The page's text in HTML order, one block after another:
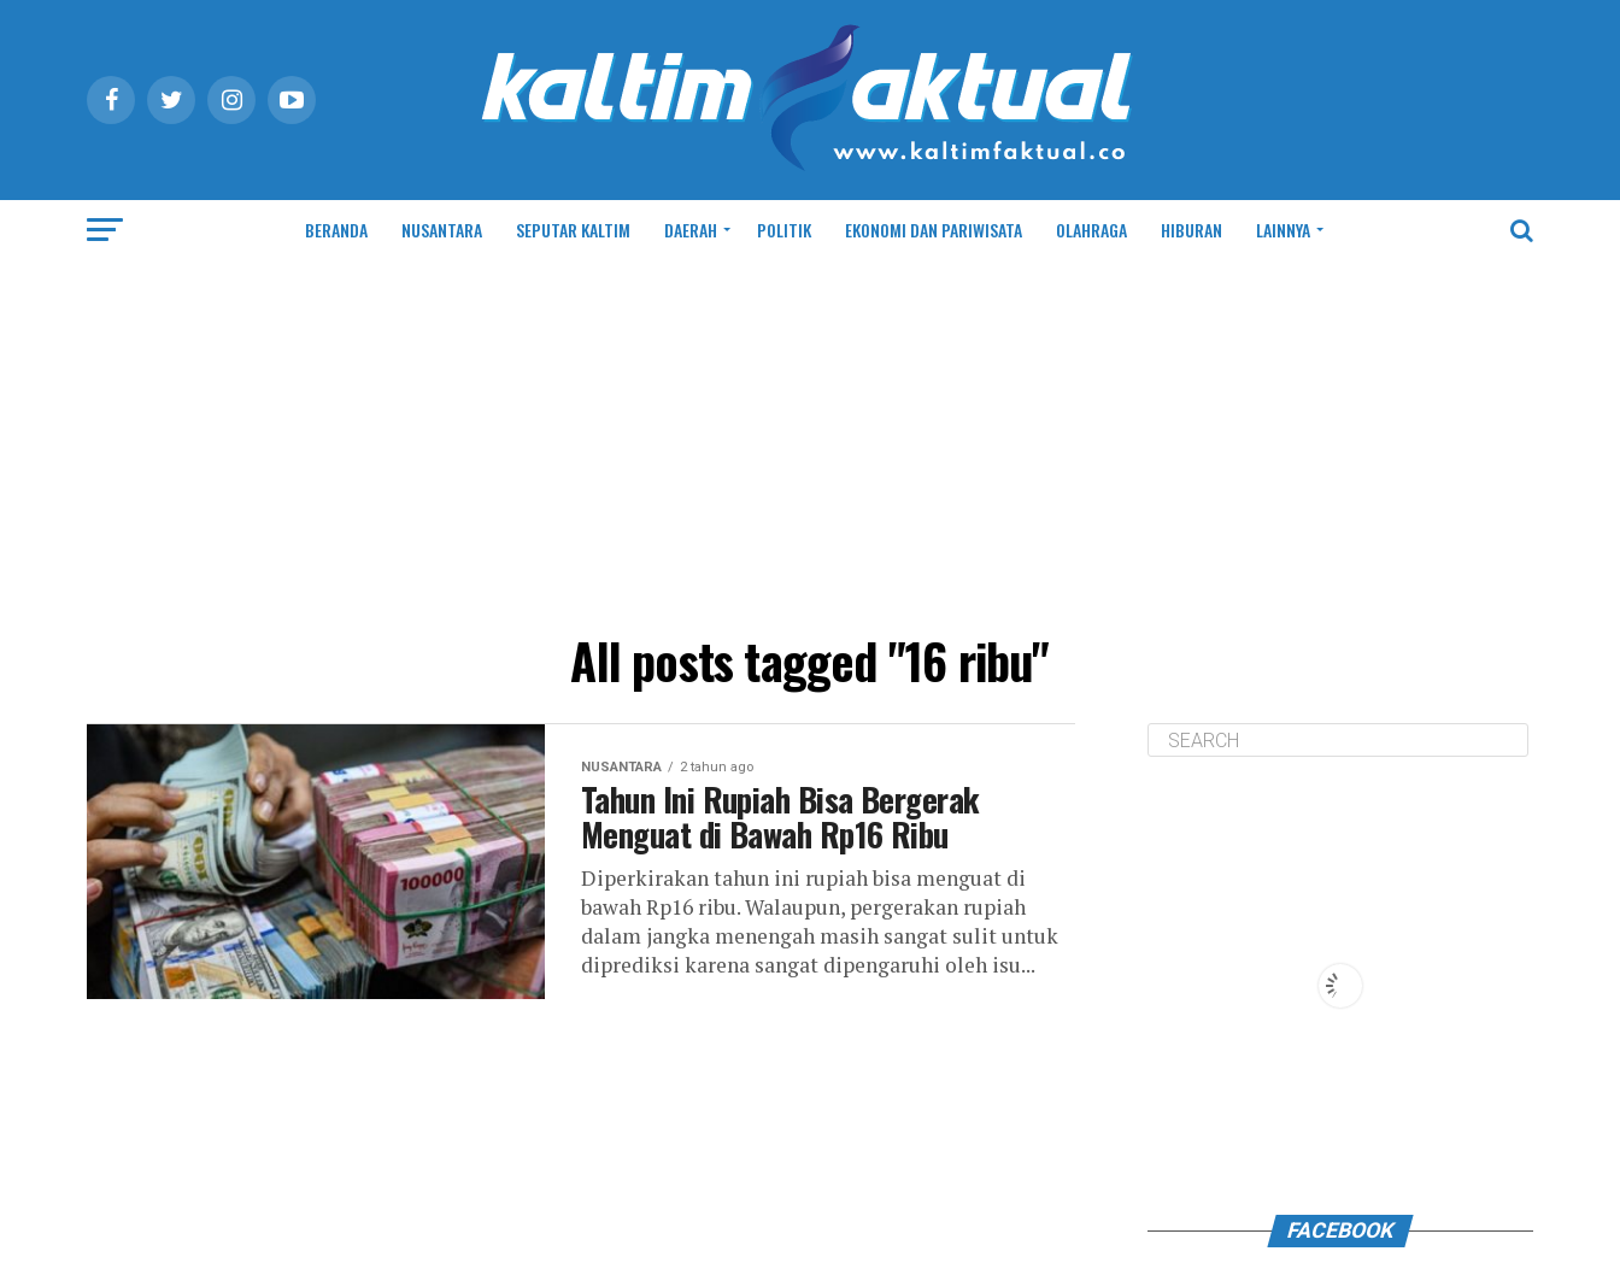
BERANDA NUSANTARA SEPUTAR KALTIM DAERAH POLITIK EKONOMI DAN PARIWISATA OLAHRAGA HIBURAN LAINNYA
All posts tagged "16 ribu"
NUSANTARA 2 tahun ago
Tahun Ini Rupiah Bisa Bergerak
Menguat di Bawah Rp16 Ribu
Diperkirakan tahun ini rupiah bisa menguat di
bawah Rp16 ribu. Walaupun, pergerakan rupiah
dalam jangka menengah masih sangat sulit untuk
diprediksi karena sangat dipengaruhi oleh isu...
FACEBOOK